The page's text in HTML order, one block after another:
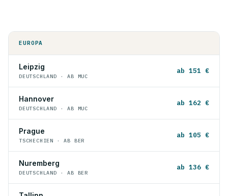
EUROPA
Leipzig
DEUTSCHLAND · AB MUC
ab 151 €
Hannover
DEUTSCHLAND · AB MUC
ab 162 €
Prague
TSCHECHIEN · AB BER
ab 105 €
Nuremberg
DEUTSCHLAND · AB BER
ab 136 €